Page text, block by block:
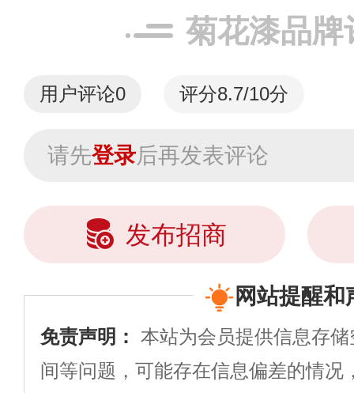
100认证，并于
菊花漆品牌
用户评论0 评分8.7/10分
请先登录后再发表评论
发布招商
网站提醒和
免责声明： 本站为会员提供信息存
间等问题，可能存在信息偏差的情况